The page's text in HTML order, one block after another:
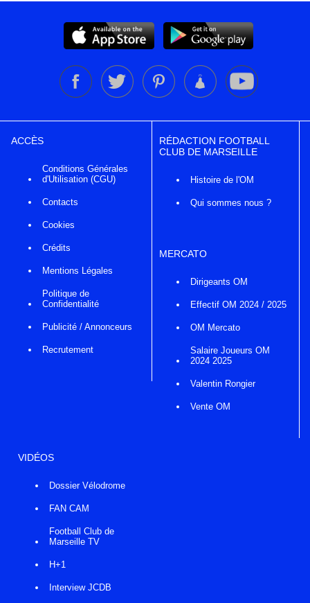
ACCÈS
Conditions Générales
d'Utilisation (CGU)
Contacts
Cookies
Crédits
Mentions Légales
Politique de
Confidentialité
Publicité / Annonceurs
Recrutement
RÉDACTION FOOTBALL
CLUB DE MARSEILLE
Histoire de l'OM
Qui sommes nous ?
MERCATO
Dirigeants OM
Effectif OM 2024 / 2025
OM Mercato
Salaire Joueurs OM
2024 2025
Valentin Rongier
Vente OM
VIDÉOS
Dossier Vélodrome
FAN CAM
Football Club de
Marseille TV
H+1
Interview JCDB